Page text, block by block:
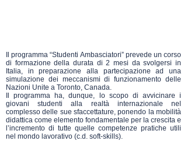
Il programma “Studenti Ambasciatori” prevede un corso
di formazione della durata di 2 mesi da svolgersi in
Italia, in preparazione alla partecipazione ad una
simulazione dei meccanismi di funzionamento delle
Nazioni Unite a Toronto, Canada.
Il programma ha, dunque, lo scopo di avvicinare i
giovani studenti alla realtà internazionale nel
complesso delle sue sfaccettature, ponendo la mobilità
didattica come elemento fondamentale per la crescita e
l’incremento di tutte quelle competenze pratiche utili
nel mondo lavorativo (c.d. soft-skills).